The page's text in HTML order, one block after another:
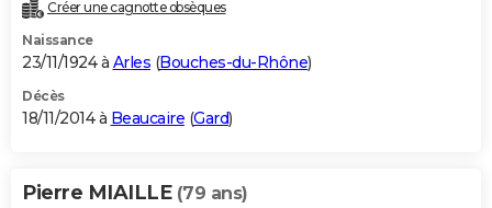
Créer une cagnotte obsèques
Naissance
23/11/1924 à Arles (Bouches-du-Rhône)
Décès
18/11/2014 à Beaucaire (Gard)
Pierre MIAILLE (79 ans)